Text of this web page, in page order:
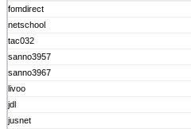
fomdirect
netschool
tac032
sanno3957
sanno3967
livoo
jdl
jusnet